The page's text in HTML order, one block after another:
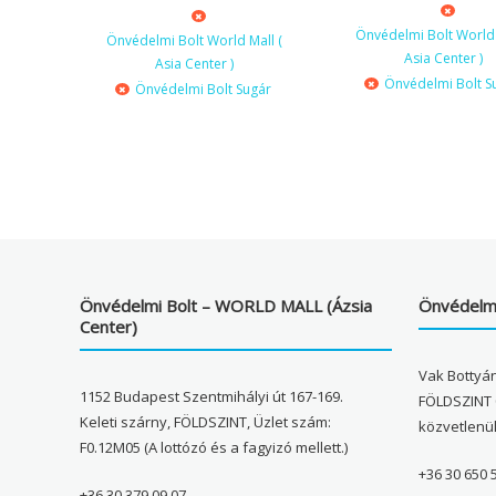
Önvédelmi Bolt World Mall (
Asia Center )
Önvédelmi Bolt Sugár
Önvédelmi Bolt
Asia Center )
Önvédelmi Bolt
Önvédelmi Bolt – WORLD MALL (Ázsia
Center)
1152 Budapest Szentmihályi út 167-169.
Keleti szárny, FÖLDSZINT, Üzlet szám:
F0.12M05 (A lottózó és a fagyizó mellett.)
Vak
közvetlenül
+36 30 650